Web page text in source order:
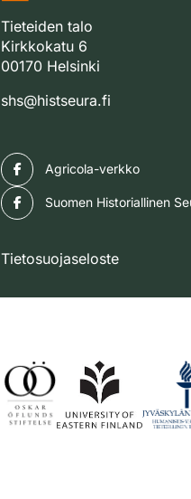
Tieteiden talo
Kirkkokatu 6
00170 Helsinki
shs@histseura.fi
Agricola-verkko
Suomen Historiallinen
Tietosuojaseloste